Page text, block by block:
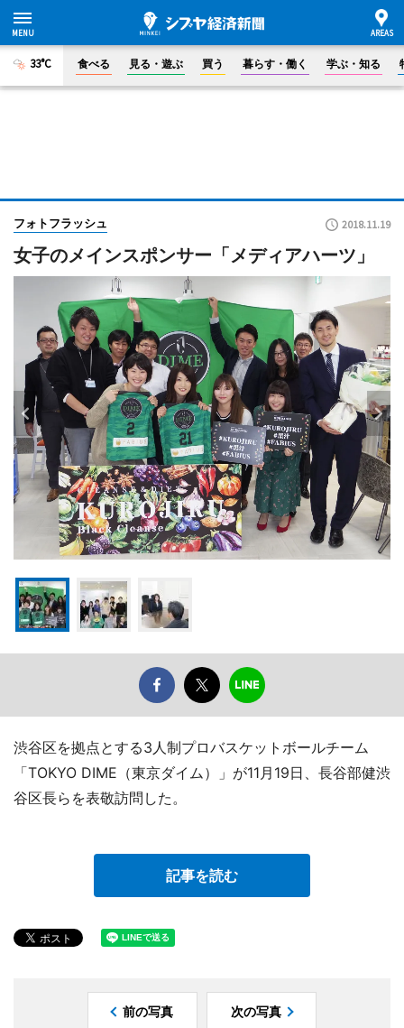
33°C 食べる 見る・遊ぶ 買う 暮らす・働く 学ぶ・知る
フォトフラッシュ 2018.11.19
女子のメインスポンサー「メディアハーツ」
渋谷区を拠点とする3人制プロバスケットボールチーム
「TOKYO DIME（東京ダイム）」が11月19日、長谷部健渋
谷区長らを表敬訪問した。
記事を読む
前の写真 次の写真